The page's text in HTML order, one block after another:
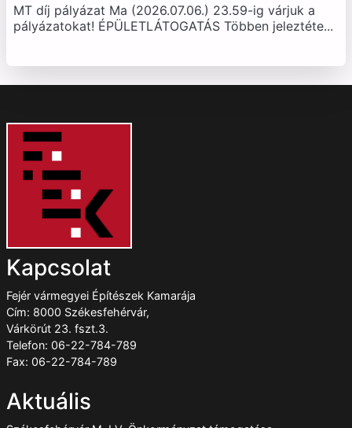
MT díj pályázat Ma (2026.07.06.) 23.59-ig várjuk a
pályázatokat! ÉPÜLETLÁTOGATÁS Többen jeleztéte...
Kapcsolat
Fejér vármegyei Építészek Kamarája
Cím: 8000 Székesfehérvár,
Várkörút 23. fszt.3.
Telefon: 06-22-784-789
Fax: 06-22-784-789
Aktuális